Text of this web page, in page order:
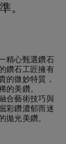
。
精心甄選鑽石
鑽石工匠擁有
的微妙特質，
的美鑽。
合藝術技巧與
彩鑽濃郁而迷
拋光美鑽。